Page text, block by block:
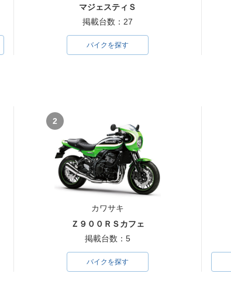
マジェスティＳ
掲載台数：27
バイクを探す
2
カワサキ
Ｚ９００ＲＳカフェ
掲載台数：5
バイクを探す